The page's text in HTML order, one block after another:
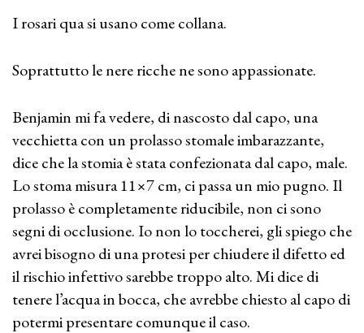
I rosari qua si usano come collana.
Soprattutto le nere ricche ne sono appassionate.
Benjamin mi fa vedere, di nascosto dal capo, una
vecchietta con un prolasso stomale imbarazzante,
dice che la stomia è stata confezionata dal capo, male.
Lo stoma misura 11×7 cm, ci passa un mio pugno. Il
prolasso è completamente riducibile, non ci sono
segni di occlusione. Io non lo toccherei, gli spiego che
avrei bisogno di una protesi per chiudere il difetto ed
il rischio infettivo sarebbe troppo alto. Mi dice di
tenere l’acqua in bocca, che avrebbe chiesto al capo di
potermi presentare comunque il caso.